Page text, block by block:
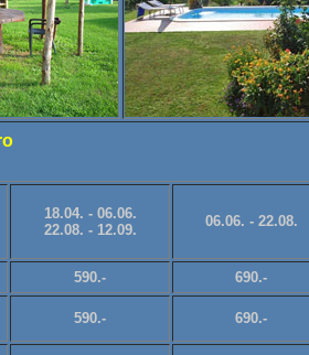
18.04. - 06.06.
22.08. - 12.09.
06.06. - 22.08.
590.- 690.-
590.- 690.-